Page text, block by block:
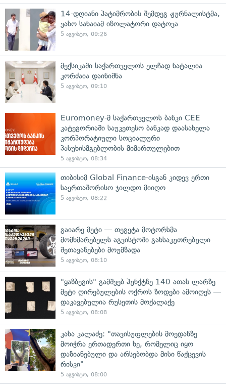
14-დღიანი პატიმრობის შემდეგ ჟურნალისტმა,
ვახო სანაიამ იზოლატორი დატოვა
5 აგვისტო, 09:26
მექსიკაში საქართველოს ელჩად ნატალია
კორძაია დაინიშნა
5 აგვისტო, 09:10
Euromoney-მ საქართველოს ბანკი CEE
კატეგორიაში საუკეთესო ბანკად დაასახელა
კორპორატიული სოციალური
პასუხისმგებლობის მიმართულებით
5 აგვისტო, 08:34
თიბისიმ Global Finance-ისგან კიდევ ერთი
საერთაშორისო ჯილდო მიიღო
5 აგვისტო, 08:22
გაიარე მეტი — თეგეტა მოტორსმა
მომხმარებელს აგვისტოში განსაკუთრებული
შეთავაზებები მოუმზადა
5 აგვისტო, 08:10
"ყაზბეგის" გამშვებ პუნქტზე 140 ათას ლარზე
მეტი ღირებულების ოქროს ზოდები ამოიღეს —
დაკავებულია რუსეთის მოქალაქე
5 აგვისტო, 08:08
კახა კალაძე: "თავისუფლების მოედანზე
მოიჭრა ერთადერთი ხე, რომელიც იყო
დაზიანებული და არსებობდა მისი წაქცევის
რისკი"
5 აგვისტო, 08:00